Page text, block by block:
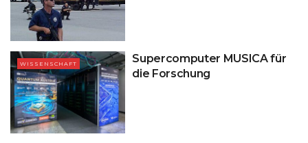
WISSENSCHAFT
Supercomputer MUSICA für
die Forschung